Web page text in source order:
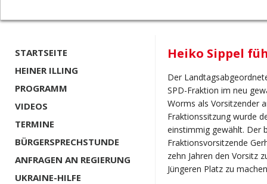
STARTSEITE
HEINER ILLING
PROGRAMM
VIDEOS
TERMINE
BÜRGERSPRECHSTUNDE
ANFRAGEN AN REGIERUNG
UKRAINE-HILFE
Heiko Sippel
Der
SPD-Fraktion im neu
Worms als Vorsitzender
Fraktionssitzung wurde
einstimmig gewählt. Der
Fraktionsvorsitzende
zehn Jahren den Vorsitz
Jüngeren Platz zu